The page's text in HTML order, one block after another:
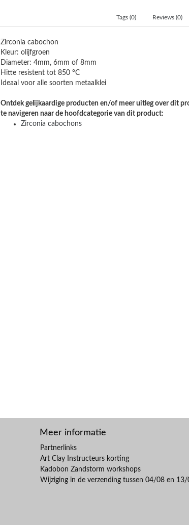
Reviews (0)
Tags (0)
Zirconia cabochon
Kleur: olijfgroen
Diameter: 4mm, 6mm of 8mm
Hitte resistent tot 850 °C
Ideaal voor alle soorten metaalklei
Ontdek gelijkaardige producten en/of meer uitleg over dit
te navigeren naar de hoofdcategorie van dit product:
Zirconia cabochons
Meer informatie
Partnerlinks
Art Clay Instructeurs korting
Kadobon Zandstorm workshops
Wijziging in de verzending tussen 04/08 en 13/